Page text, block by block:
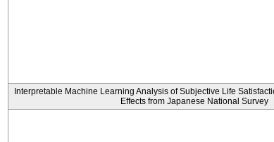
Interpretable Machine Learning Analysis of Subjective Life
Effects from Japanese National Survey